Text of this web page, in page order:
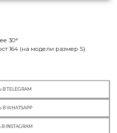
30°
164 (на модели размер S)
TELEGRAM
WHATSAPP
INSTAGRAM